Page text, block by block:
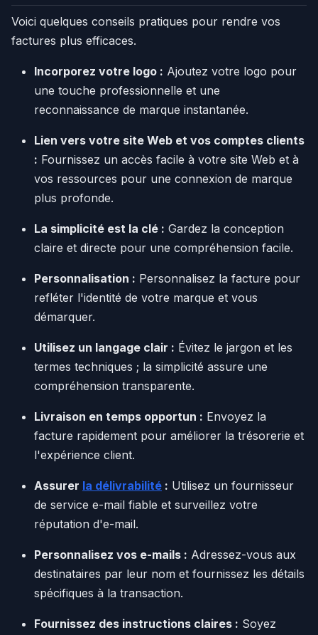
Voici quelques conseils pratiques pour rendre vos
factures plus efficaces.
Incorporez votre logo : Ajoutez votre logo pour
une touche professionnelle et une
reconnaissance de marque instantanée.
Lien vers votre site Web et vos comptes clients
: Fournissez un accès facile à votre site Web et à
vos ressources pour une connexion de marque
plus profonde.
La simplicité est la clé : Gardez la conception
claire et directe pour une compréhension facile.
Personnalisation : Personnalisez la facture pour
refléter l'identité de votre marque et vous
démarquer.
Utilisez un langage clair : Évitez le jargon et les
termes techniques ; la simplicité assure une
compréhension transparente.
Livraison en temps opportun : Envoyez la
facture rapidement pour améliorer la trésorerie et
l'expérience client.
Assurer la délivrabilité : Utilisez un fournisseur
de service e-mail fiable et surveillez votre
réputation d'e-mail.
Personnalisez vos e-mails : Adressez-vous aux
destinataires par leur nom et fournissez les détails
spécifiques à la transaction.
Fournissez des instructions claires : Soyez